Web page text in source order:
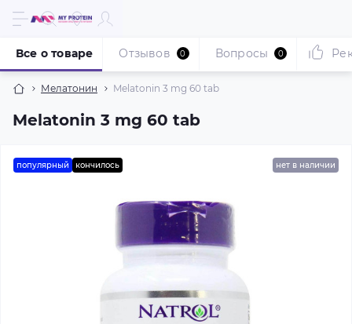
Мелатонин Melatonin 3 mg 60 tab
Melatonin 3 mg 60 tab
Все о товаре Отзывов 0 Вопросы 0
популярный кончилось нет в наличии